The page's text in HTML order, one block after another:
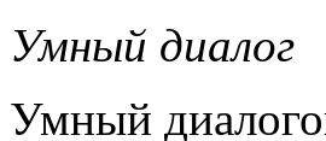
Умный диалог
Умный